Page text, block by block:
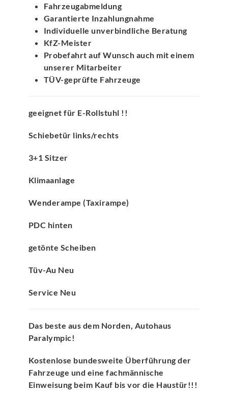
Fahrzeugabmeldung
Garantierte Inzahlungnahme
Individuelle unverbindliche Beratung
KfZ-Meister
Probefahrt auf Wunsch auch mit einem
unserer Mitarbeiter
TÜV-geprüfte Fahrzeuge
geeignet für E-Rollstuhl !!
Schiebetür links/rechts
3+1 Sitzer
Klimaanlage
Wenderampe (Taxirampe)
PDC hinten
getönte Scheiben
Tüv-Au Neu
Service Neu
Das beste aus dem Norden, Autohaus
Paralympic!
Kostenlose bundesweite Überführung der
Fahrzeuge und eine fachmännische
Einweisung beim Kauf bis vor die Haustür!!!